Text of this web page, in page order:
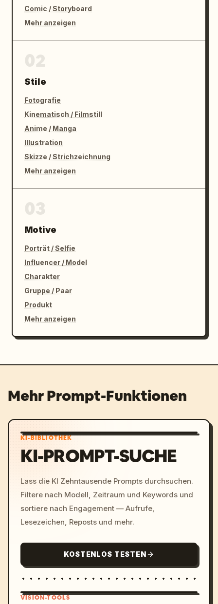
Comic / Storyboard
Mehr anzeigen
Stile
Fotografie
Kinematisch / Filmstill
Anime / Manga
Illustration
Skizze / Strichzeichnung
Mehr anzeigen
Motive
Porträt / Selfie
Influencer / Model
Charakter
Gruppe / Paar
Produkt
Mehr anzeigen
Mehr Prompt-Funktionen
KI-BIBLIOTHEK
KI-PROMPT-SUCHE
Lass die KI Zehntausende Prompts durchsuchen.
Filtere nach Modell, Zeitraum und Keywords und
sortiere nach Engagement — Aufrufe,
Lesezeichen, Reposts und mehr.
KOSTENLOS TESTEN
VISION-TOOLS